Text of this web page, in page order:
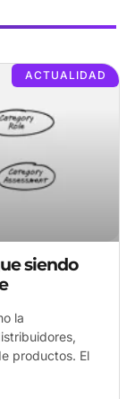
ACTUALIDAD
siendo
la
productos. El